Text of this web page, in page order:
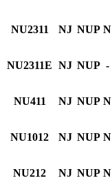
NU2311 NJ NUP N
NU2311E NJ NUP -
NU411 NJ NUP N
NU1012 NJ NUP N
NU212 NJ NUP N